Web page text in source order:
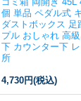
個 単品 ペダル式
ダストボックス 足
プル おしゃれ 高
下 カウンター下
所
4,730円(税込)